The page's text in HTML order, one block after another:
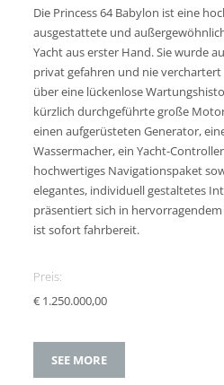
Die Princess 64 Babylon ist eine
ausgestattete und
Yacht aus erster Hand. Sie wurde
privat gefahren und nie
über eine lückenlose
kürzlich durchgeführte große
einen aufgerüsteten Generator,
Wassermacher, ein Yacht-
hochwertiges Navigationspaket
elegantes, individuell gestaltetes
präsentiert sich in
ist sofort fahrbereit.
Preis:
€ 1.250.000,00
SEE MORE